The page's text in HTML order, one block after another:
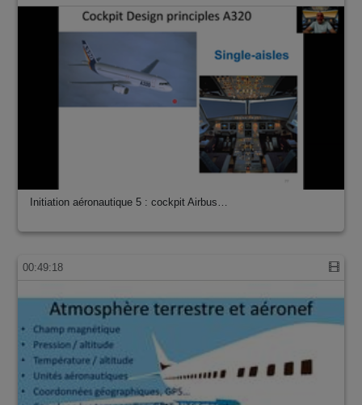
Initiation aéronautique 5 : cockpit Airbus…
00:49:18